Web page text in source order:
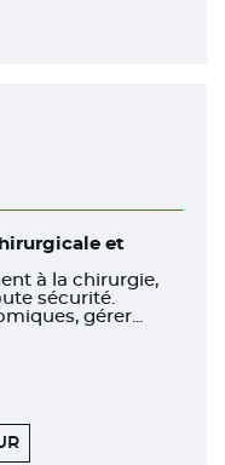
et
à la chirurgie,
sécurité.
gérer...